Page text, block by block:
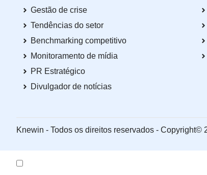
Gestão de crise
Tendências do setor
Benchmarking competitivo
Monitoramento de mídia
PR Estratégico
Divulgador de notícias
Knewin - Todos os direitos reservados - Copyright©